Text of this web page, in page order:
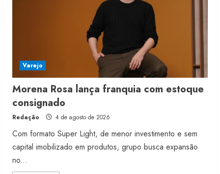
Varejo
Morena Rosa lança franquia com estoque
consignado
Redação 4 de agosto de 2026
Com formato Super Light, de menor investimento e sem
capital imobilizado em produtos, grupo busca expansão
no...